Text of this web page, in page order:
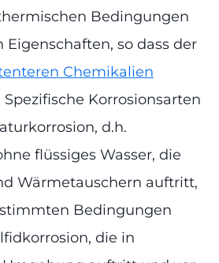
Bedingungen
Eigenschaften, so dass der
Chemikalien
Korrosionsarten
d.h.
flüssiges Wasser, die
Wärmetauschern auftritt,
Bedingungen
die in